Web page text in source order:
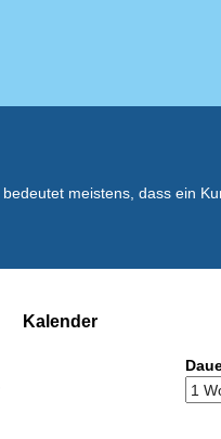
meistens, dass ein
Kalender